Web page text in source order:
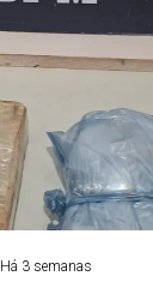
Há 3 semanas